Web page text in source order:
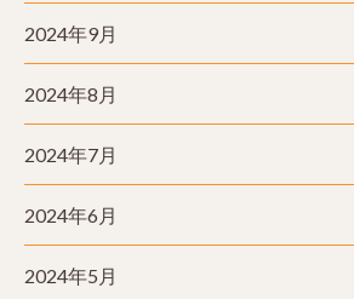
2024年9月
2024年8月
2024年7月
2024年6月
2024年5月